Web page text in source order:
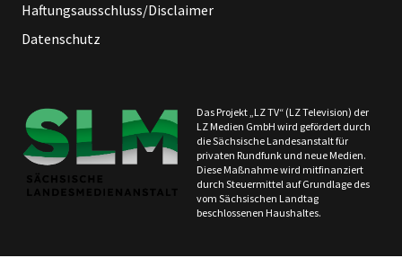
Haftungsausschluss/Disclaimer
Datenschutz
Das Projekt „LZ TV“ (LZ Television) der
LZ Medien GmbH wird gefördert durch
die Sächsische Landesanstalt für
privaten Rundfunk und neue Medien.
Diese Maßnahme wird mitfinanziert
durch Steuermittel auf Grundlage des
vom Sächsischen Landtag
beschlossenen Haushaltes.